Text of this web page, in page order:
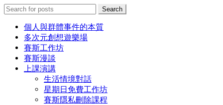
Search
for:
Search
個人與群體事件的本質
多次元創想遊樂場
賽斯工作坊
賽斯漫談
上課演講
生活情境對話
星期日免費工作坊
賽斯隱私刪除課程